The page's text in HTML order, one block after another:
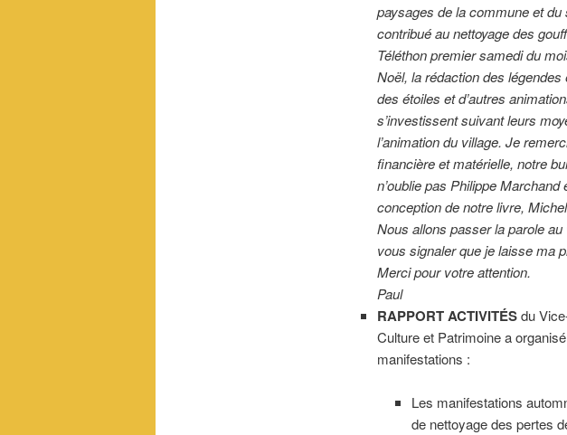
paysages de la commune et
contribué au nettoyage des
Téléthon premier samedi du
Noël, la rédaction des
des étoiles et d’autres
s’investissent suivant leurs
l’animation du village. Je
financière et matérielle, notre
n’oublie pas Philippe
conception de notre livre,
Nous allons passer la parole
vous signaler que je laisse ma
Merci pour votre attention.
Paul
RAPPORT ACTIVITÉSdu
Culture et Patrimoine a
manifestations :
Les manifestations
de nettoyage des pertes